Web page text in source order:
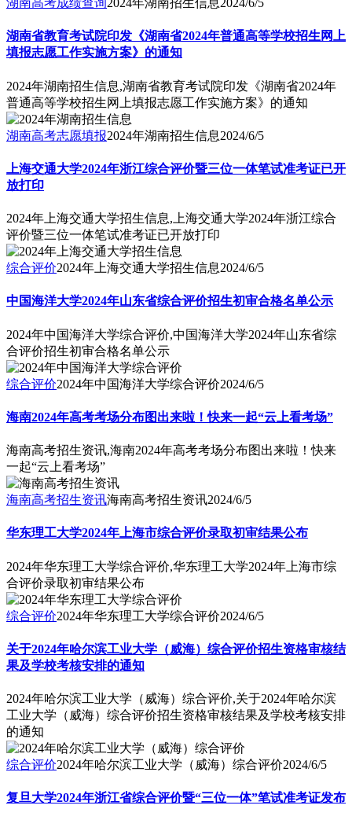
湖南高考成绩查询2024年湖南招生信息2024/6/5
湖南省教育考试院印发《湖南省2024年普通高等学校招生网上
填报志愿工作实施方案》的通知
2024年湖南招生信息,湖南省教育考试院印发《湖南省2024年
普通高等学校招生网上填报志愿工作实施方案》的通知
湖南高考志愿填报2024年湖南招生信息2024/6/5
上海交通大学2024年浙江综合评价暨三位一体笔试准考证已开
放打印
2024年上海交通大学招生信息,上海交通大学2024年浙江综合
评价暨三位一体笔试准考证已开放打印
综合评价2024年上海交通大学招生信息2024/6/5
中国海洋大学2024年山东省综合评价招生初审合格名单公示
2024年中国海洋大学综合评价,中国海洋大学2024年山东省综
合评价招生初审合格名单公示
综合评价2024年中国海洋大学综合评价2024/6/5
海南2024年高考考场分布图出来啦！快来一起“云上看考场”
海南高考招生资讯,海南2024年高考考场分布图出来啦！快来
一起“云上看考场”
海南高考招生资讯海南高考招生资讯2024/6/5
华东理工大学2024年上海市综合评价录取初审结果公布
2024年华东理工大学综合评价,华东理工大学2024年上海市综
合评价录取初审结果公布
综合评价2024年华东理工大学综合评价2024/6/5
关于2024年哈尔滨工业大学（威海）综合评价招生资格审核结
果及学校考核安排的通知
2024年哈尔滨工业大学（威海）综合评价,关于2024年哈尔滨
工业大学（威海）综合评价招生资格审核结果及学校考核安排
的通知
综合评价2024年哈尔滨工业大学（威海）综合评价2024/6/5
复旦大学2024年浙江省综合评价暨“三位一体”笔试准考证发布